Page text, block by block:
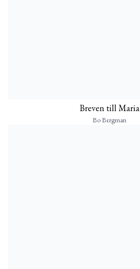
Breven till Maria
Bo Bergman